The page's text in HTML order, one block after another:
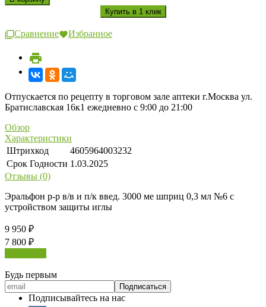
Сравнение Избранное
Отпускается по рецепту в торговом зале аптеки г.Москва ул.
Братиславская 16к1 ежедневно с 9:00 до 21:00
Обзор
Характеристики
Штрихкод
4605964003232
Срок Годности 1.03.2025
Отзывы (0)
Эральфон р-р в/в и п/к введ. 3000 ме шприц 0,3 мл №6 с
устройством защиты иглы
9 950 ₽
7 800 ₽
Будь первым
Подписывайтесь на нас